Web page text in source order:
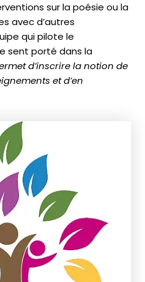
sur la poésie ou la
avec d’autres
qui pilote le
sent porté dans la
d’inscrire la notion de
et d’en